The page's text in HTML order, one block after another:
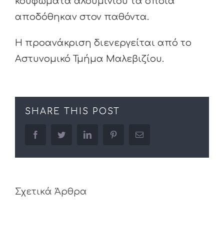
αποδόθηκαν στον παθόντα.
Η προανάκριση διενεργείται από το
Αστυνομικό Τμήμα Μαλεβιζίου.
SHARE THIS POST
facebooktwitter linkedin pinterestEmail
Σχετικά Άρθρα